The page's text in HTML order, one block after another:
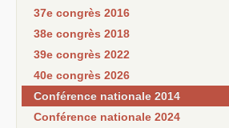
37e congrès 2016
38e congrès 2018
39e congrès 2022
40e congrès 2026
Conférence nationale 2014
Conférence nationale 2024